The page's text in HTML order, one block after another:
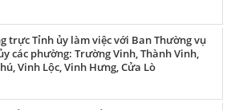
trực Tỉnh ủy làm việc với Ban Thường vụ
các phường: Trường Vinh, Thành Vinh,
Vinh Lộc, Vinh Hưng, Cửa Lò